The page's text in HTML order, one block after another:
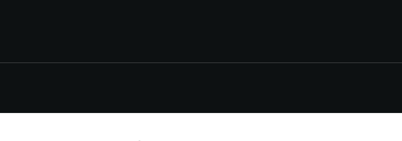
funzionamento
essere